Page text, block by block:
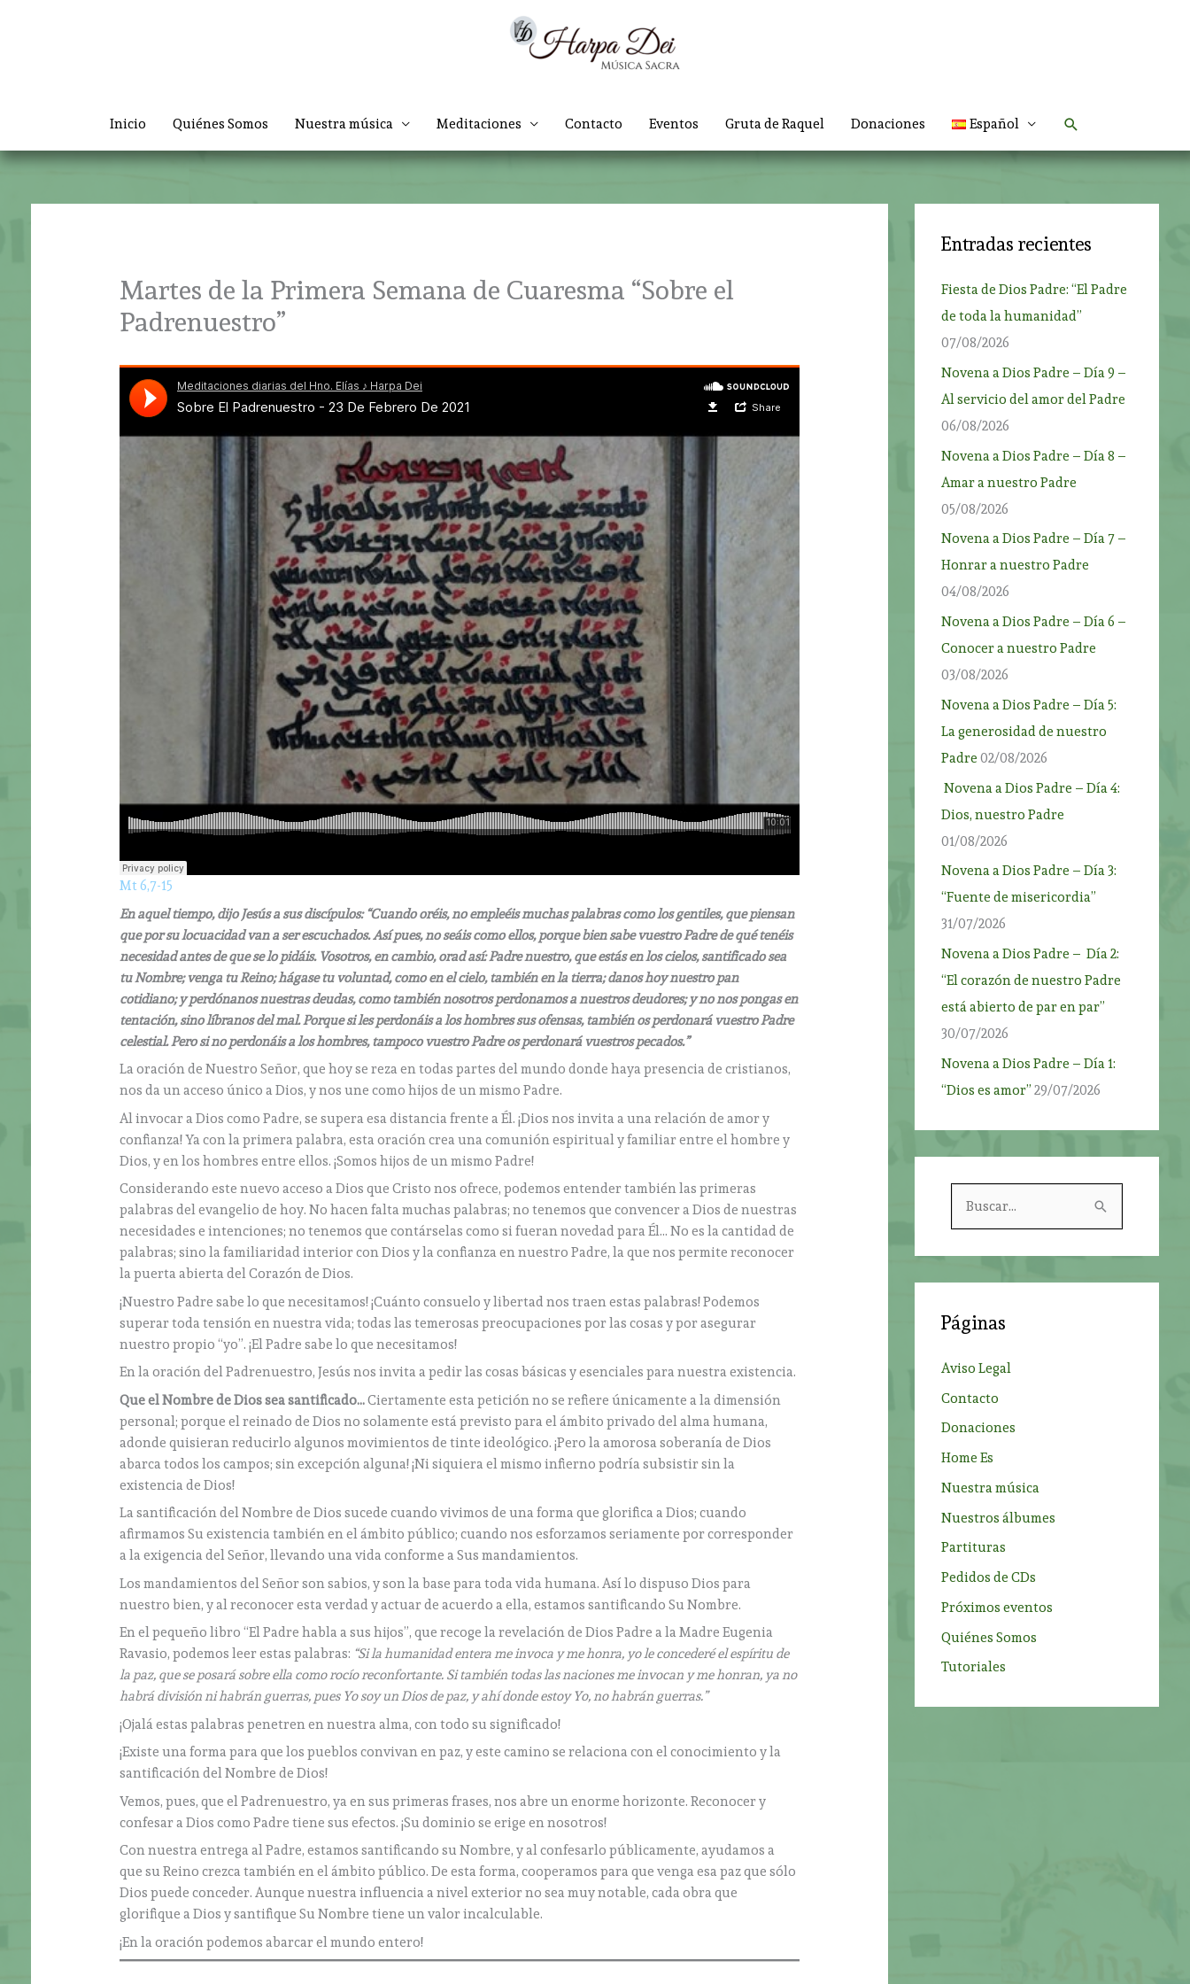
Inicio Quiénes Somos Nuestra música Meditaciones Contacto Eventos Gruta de Raquel Donaciones Español Buscar
Martes de la Primera Semana de Cuaresma “Sobre el
Padrenuestro”
Mt 6,7-15
En aquel tiempo, dijo Jesús a sus discípulos: “Cuando oréis, no empleéis muchas palabras como los gentiles, que piensan
que por su locuacidad van a ser escuchados. Así pues, no seáis como ellos, porque bien sabe vuestro Padre de qué tenéis
necesidad antes de que se lo pidáis. Vosotros, en cambio, orad así: Padre nuestro, que estás en los cielos, santificado sea
tu Nombre; venga tu Reino; hágase tu voluntad, como en el cielo, también en la tierra; danos hoy nuestro pan
cotidiano; y perdónanos nuestras deudas, como también nosotros perdonamos a nuestros deudores; y no nos pongas en
tentación, sino líbranos del mal. Porque si les perdonáis a los hombres sus ofensas, también os perdonará vuestro Padre
celestial. Pero si no perdonáis a los hombres, tampoco vuestro Padre os perdonará vuestros pecados.”
La oración de Nuestro Señor, que hoy se reza en todas partes del mundo donde haya presencia de cristianos,
nos da un acceso único a Dios, y nos une como hijos de un mismo Padre.
Al invocar a Dios como Padre, se supera esa distancia frente a Él. ¡Dios nos invita a una relación de amor y
confianza! Ya con la primera palabra, esta oración crea una comunión espiritual y familiar entre el hombre y
Dios, y en los hombres entre ellos. ¡Somos hijos de un mismo Padre!
Considerando este nuevo acceso a Dios que Cristo nos ofrece, podemos entender también las primeras
palabras del evangelio de hoy. No hacen falta muchas palabras; no tenemos que convencer a Dios de nuestras
necesidades e intenciones; no tenemos que contárselas como si fueran novedad para Él… No es la cantidad de
palabras; sino la familiaridad interior con Dios y la confianza en nuestro Padre, la que nos permite reconocer
la puerta abierta del Corazón de Dios.
¡Nuestro Padre sabe lo que necesitamos! ¡Cuánto consuelo y libertad nos traen estas palabras! Podemos
superar toda tensión en nuestra vida; todas las temerosas preocupaciones por las cosas y por asegurar
nuestro propio “yo”. ¡El Padre sabe lo que necesitamos!
En la oración del Padrenuestro, Jesús nos invita a pedir las cosas básicas y esenciales para nuestra existencia.
Que el Nombre de Dios sea santificado…Ciertamente esta petición no se refiere únicamente a la dimensión
personal; porque el reinado de Dios no solamente está previsto para el ámbito privado del alma humana,
adonde quisieran reducirlo algunos movimientos de tinte ideológico. ¡Pero la amorosa soberanía de Dios
abarca todos los campos; sin excepción alguna! ¡Ni siquiera el mismo infierno podría subsistir sin la
existencia de Dios!
La santificación del Nombre de Dios sucede cuando vivimos de una forma que glorifica a Dios; cuando
afirmamos Su existencia también en el ámbito público; cuando nos esforzamos seriamente por corresponder
a la exigencia del Señor, llevando una vida conforme a Sus mandamientos.
Los mandamientos del Señor son sabios, y son la base para toda vida humana. Así lo dispuso Dios para
nuestro bien, y al reconocer esta verdad y actuar de acuerdo a ella, estamos santificando Su Nombre.
En el pequeño libro “El Padre habla a sus hijos”, que recoge la revelación de Dios Padre a la Madre Eugenia
Ravasio, podemos leer estas palabras: “Si la humanidad entera me invoca y me honra, yo le concederé el espíritu de
la paz, que se posará sobre ella como rocío reconfortante. Si también todas las naciones me invocan y me honran, ya no
habrá división ni habrán guerras, pues Yo soy un Dios de paz, y ahí donde estoy Yo, no habrán guerras.”
¡Ojalá estas palabras penetren en nuestra alma, con todo su significado!
¡Existe una forma para que los pueblos convivan en paz, y este camino se relaciona con el conocimiento y la
santificación del Nombre de Dios!
Vemos, pues, que el Padrenuestro, ya en sus primeras frases, nos abre un enorme horizonte. Reconocer y
confesar a Dios como Padre tiene sus efectos. ¡Su dominio se erige en nosotros!
Con nuestra entrega al Padre, estamos santificando su Nombre, y al confesarlo públicamente, ayudamos a
que su Reino crezca también en el ámbito público. De esta forma, cooperamos para que venga esa paz que sólo
Dios puede conceder. Aunque nuestra influencia a nivel exterior no sea muy notable, cada obra que
glorifique a Dios y santifique Su Nombre tiene un valor incalculable.
¡En la oración podemos abarcar el mundo entero!
Entradas recientes
Fiesta de Dios Padre: “El Padre
de toda la humanidad”
07/08/2026
Novena a Dios Padre – Día 9 –
Al servicio del amor del Padre
06/08/2026
Novena a Dios Padre – Día 8 –
Amar a nuestro Padre
05/08/2026
Novena a Dios Padre – Día 7 –
Honrar a nuestro Padre
04/08/2026
Novena a Dios Padre – Día 6 –
Conocer a nuestro Padre
03/08/2026
Novena a Dios Padre – Día 5:
La generosidad de nuestro
Padre 02/08/2026
Novena a Dios Padre – Día 4:
Dios, nuestro Padre
01/08/2026
Novena a Dios Padre – Día 3:
“Fuente de misericordia”
31/07/2026
Novena a Dios Padre – Día 2:
“El corazón de nuestro Padre
está abierto de par en par”
30/07/2026
Novena a Dios Padre – Día 1:
“Dios es amor” 29/07/2026
r
:
Páginas
Aviso Legal
Contacto
Donaciones
Home Es
Nuestra música
Nuestros álbumes
Partituras
Pedidos de CDs
Próximos eventos
Quiénes Somos
Tutoriales